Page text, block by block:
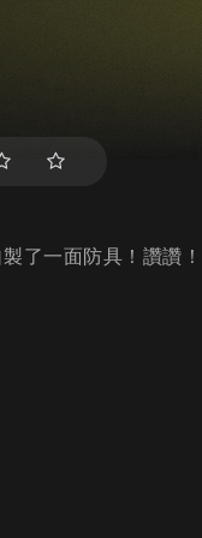
了一面防具！讚讚！